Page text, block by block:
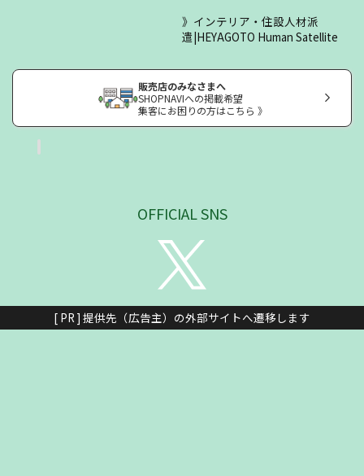
インテリア・住設人材派
遣|HEYAGOTO Human Satellite
販売店のみなさまへ
SHOPNAVIへの掲載希望
集客にお困りの方はこちら 》
OFFICIAL SNS
[ PR ] 提供先（広告主）の外部サイトへ遷移します